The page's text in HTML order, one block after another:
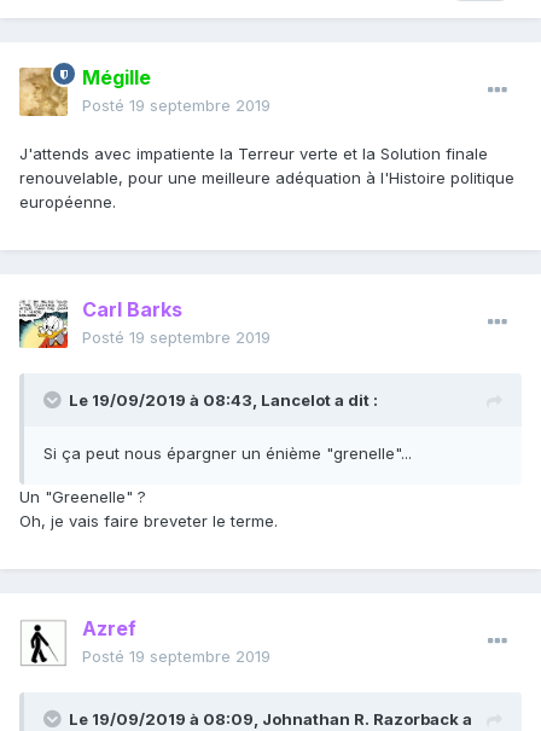
Mégille
Posté 19 septembre 2019
J'attends avec impatiente la Terreur verte et la Solution finale
renouvelable, pour une meilleure adéquation à l'Histoire politique
européenne.
Carl Barks
Posté 19 septembre 2019
Le 19/09/2019 à 08:43, Lancelota dit :
Si ça peut nous épargner un énième "grenelle"...
Un "Greenelle" ?
Oh, je vais faire breveter le terme.
Azref
Posté 19 septembre 2019
Le 19/09/2019 à 08:09, Johnathan R. Razorbacka